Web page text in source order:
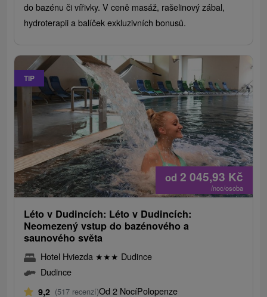
do bazénu či vířivky. V ceně masáž, rašelinový zábal,
hydroterapii a balíček exkluzivních bonusů.
TIP
od 2 045,93 Kč
/noc/osoba
Léto v Dudincích: Léto v Dudincích:
Neomezený vstup do bazénového a
saunového světa
Hotel Hviezda ★★★ Dudince
Dudince
9,2 (517 recenzí)Od 2 NocíPolopenze